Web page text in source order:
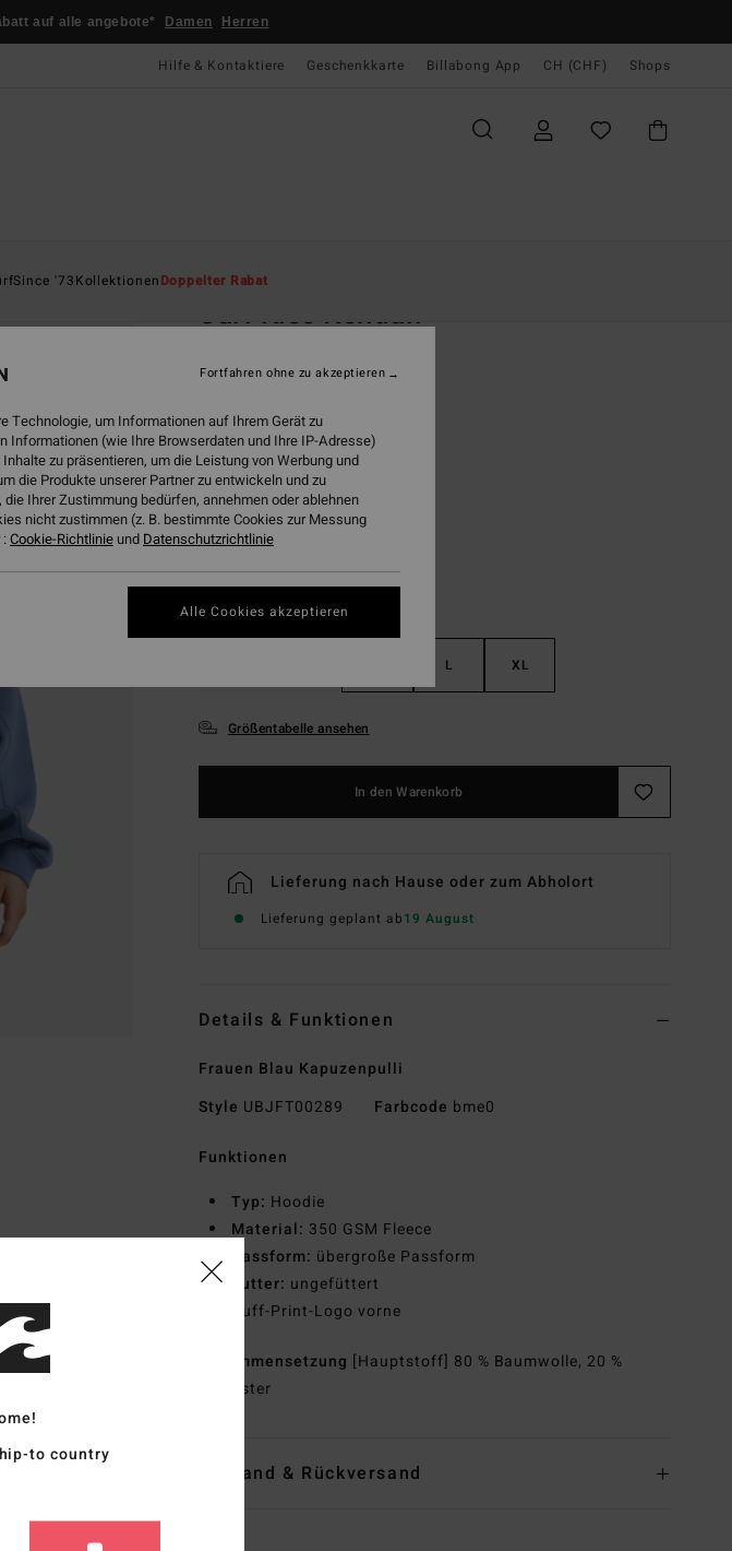
auf alle angebote* Damen Herren
Hilfe & Kontaktiere Geschenkkarte Billabong App CH (CHF) Shops
Since '73KollektionenDoppelter Rabat
Surf Kiss Kendall
(1 Bewertungen)
CHF 69,00
FarbeWashed Waters
L XL
Größentabelle ansehen
In den Warenkorb
Lieferung nach Hause oder zum Abholort
Lieferung geplant ab19 August
Details & Funktionen
Frauen Blau Kapuzenpulli
Style UBJFT00289 Farbcode bme0
Funktionen
Typ: Hoodie
Material: 350 GSM Fleece
Passform: übergroße Passform
Futter: ungefüttert
Puff-Print-Logo vorne
Zusammensetzung [Hauptstoff] 80 % Baumwolle, 20 %
Polyester
Versand & Rückversand
to country
Technologie, um Informationen auf Ihrem Gerät zu
Informationen (wie Ihre Browserdaten und Ihre IP-Adresse)
zu präsentieren, um die Leistung von Werbung und
die Produkte unserer Partner zu entwickeln und zu
Ihrer Zustimmung bedürfen, annehmen oder ablehnen
nicht zustimmen (z. B. bestimmte Cookies zur Messung
Cookie-Richtlinie und Datenschutzrichtlinie
Fortfahren ohne zu akzeptieren
Alle Cookies akzeptieren